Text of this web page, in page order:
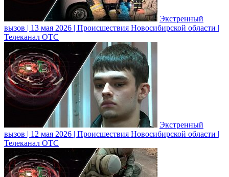
Экстренный
вызов | 13 мая 2026 | Происшествия Новосибирской области |
Телеканал ОТС
Экстренный
вызов | 12 мая 2026 | Происшествия Новосибирской области |
Телеканал ОТС